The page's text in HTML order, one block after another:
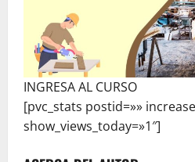
INGRESA AL CURSO
[pvc_stats postid=»»
show_views_today=»1″]